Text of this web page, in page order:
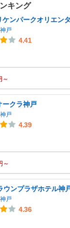
キング
ケンパークオリエン
神戸
4.41
～
ークラ神戸
神戸
4.39
～
ウンプラザホテル神
神戸
4.36